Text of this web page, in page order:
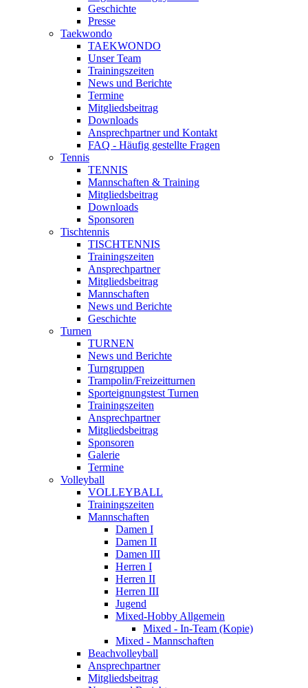
Geschichte
Presse
Taekwondo
TAEKWONDO
Unser Team
Trainingszeiten
News und Berichte
Termine
Mitgliedsbeitrag
Downloads
Ansprechpartner und Kontakt
FAQ - Häufig gestellte Fragen
Tennis
TENNIS
Mannschaften & Training
Mitgliedsbeitrag
Downloads
Sponsoren
Tischtennis
TISCHTENNIS
Trainingszeiten
Ansprechpartner
Mitgliedsbeitrag
Mannschaften
News und Berichte
Geschichte
Turnen
TURNEN
News und Berichte
Turngruppen
Trampolin/Freizeitturnen
Sporteignungstest Turnen
Trainingszeiten
Ansprechpartner
Mitgliedsbeitrag
Sponsoren
Galerie
Termine
Volleyball
VOLLEYBALL
Trainingszeiten
Mannschaften
Damen I
Damen II
Damen III
Herren I
Herren II
Herren III
Jugend
Mixed-Hobby Allgemein
Mixed - In-Team (Kopie)
Mixed - Mannschaften
Beachvolleyball
Ansprechpartner
Mitgliedsbeitrag